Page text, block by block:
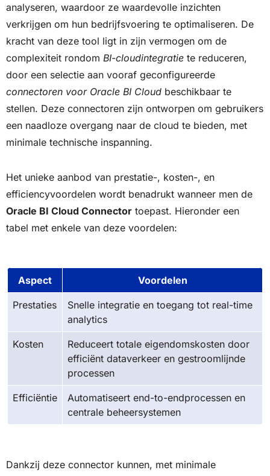
analyseren, waardoor ze waardevolle inzichten
verkrijgen om hun bedrijfsvoering te optimaliseren. De
kracht van deze tool ligt in zijn vermogen om de
complexiteit rondom BI-cloudintegratie te reduceren,
door een selectie aan vooraf geconfigureerde
connectoren voor Oracle BI Cloud beschikbaar te
stellen. Deze connectoren zijn ontworpen om gebruikers
een naadloze overgang naar de cloud te bieden, met
minimale technische inspanning.
Het unieke aanbod van prestatie-, kosten-, en
efficiencyvoordelen wordt benadrukt wanneer men de
Oracle BI Cloud Connector toepast. Hieronder een
tabel met enkele van deze voordelen:
Aspect Voordelen
Prestaties
Snelle integratie en toegang tot real-time
analytics
Kosten
Reduceert totale eigendomskosten door
efficiënt dataverkeer en gestroomlijnde
processen
Efficiëntie
Automatiseert end-to-endprocessen en
centrale beheersystemen
Dankzij deze connector kunnen, met minimale